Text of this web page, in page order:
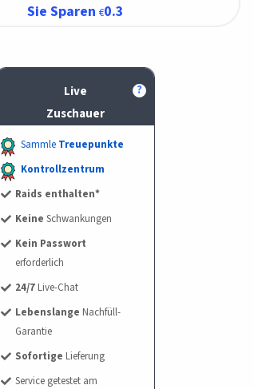
Sie Sparen 0.3
Live
Zuschauer
?
Sammle Treuepunkte
Kontrollzentrum
Raids enthalten*
Keine Schwankungen
Kein Passwort
erforderlich
24/7 Live-Chat
Lebenslange Nachfüll-
Garantie
Sofortige Lieferung
Service getestet am